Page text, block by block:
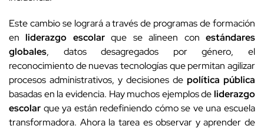
Este cambio se logrará a través de programas de formación
enliderazgo escolarque se alineen conestándares
globales, datos desagregados por género, el
reconocimiento de nuevas tecnologías que permitan agilizar
procesos administrativos, y decisiones de política pública
basadas en la evidencia. Hay muchos ejemplos deliderazgo
escolar que ya están redefiniendo cómo se ve una escuela
transformadora. Ahora la tarea es observar y aprender de